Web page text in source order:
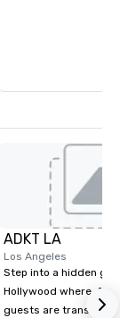
ADKT LA
Los Angeles
Step into a hidden
Hollywood where, for
guests are